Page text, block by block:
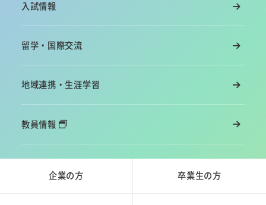
入試情報
留学・国際交流
地域連携・生涯学習
教員情報
企業の方 卒業生の方